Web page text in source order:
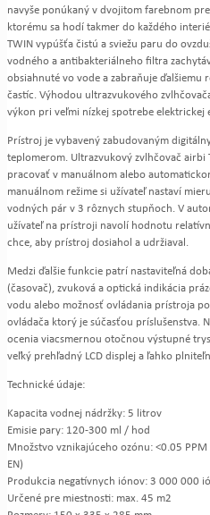
navyše ponúkaný v dvojitom farebnom
ktorému sa hodí takmer do každého
TWIN vypúšťa čistú a sviežu paru do
vodného a antibakteriálneho filtra
obsiahnuté vo vode a zabraňuje ďalšiemu
častíc. Výhodou ultrazvukového
výkon pri veľmi nízkej spotrebe elektrickej
Prístroj je vybavený zabudovaným
teplomerom. Ultrazvukový zvlhčovač airbi
pracovať v manuálnom alebo
manuálnom režime si užívateľ nastaví
vodných pár v 3 rôznych stupňoch. V
užívateľ na prístroji navolí hodnotu
chce, aby prístroj dosiahol a udržiaval.
Medzi ďalšie funkcie patrí nastaviteľná
(časovač), zvuková a optická indikácia
vodu alebo možnosť ovládania prístroja
ovládača ktorý je súčasťou príslušenstva.
ocenia viacsmernou otočnou výstupné
veľký prehľadný LCD displej a ľahko
Technické údaje:
Kapacita vodnej nádržky: 5 litrov
Emisie pary: 120-300 ml / hod
Množstvo vznikajúceho ozónu: <0.05 PPM
EN)
Produkcia negatívnych iónov: 3 000 000
Určené pre miestnosti: max. 45 m2